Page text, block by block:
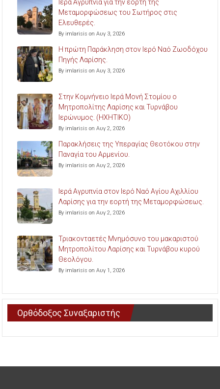
Ιερά Αγρυπνία για την εορτή της
Μεταμορφώσεως του Σωτήρος στις
Ελευθερές.
By imlarisis on Αυγ 3, 2026
Η πρώτη Παράκληση στον Ιερό Ναό Ζωοδόχου
Πηγής Λαρίσης.
By imlarisis on Αυγ 3, 2026
Στην Κομνήνειο Ιερά Μονή Στομίου ο
Μητροπολίτης Λαρίσης και Τυρνάβου
Ιερώνυμος. (ΗΧΗΤΙΚΟ)
By imlarisis on Αυγ 2, 2026
Παρακλήσεις της Υπεραγίας Θεοτόκου στην
Παναγία του Αρμενίου.
By imlarisis on Αυγ 2, 2026
Ιερά Αγρυπνία στον Ιερό Ναό Αγίου Αχιλλίου
Λαρίσης για την εορτή της Μεταμορφώσεως.
By imlarisis on Αυγ 2, 2026
Τριακονταετές Μνημόσυνο του μακαριστού
Μητροπολίτου Λαρίσης και Τυρνάβου κυρού
Θεολόγου.
By imlarisis on Αυγ 1, 2026
Ορθόδοξος Συναξαριστής